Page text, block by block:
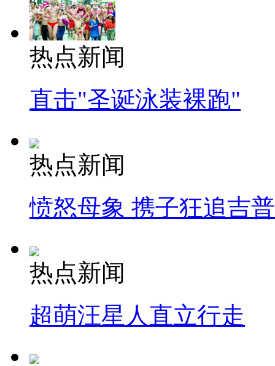
热点新闻
直击"圣诞泳装裸跑"
热点新闻
愤怒母象 携子狂追吉
热点新闻
超萌汪星人直立行走